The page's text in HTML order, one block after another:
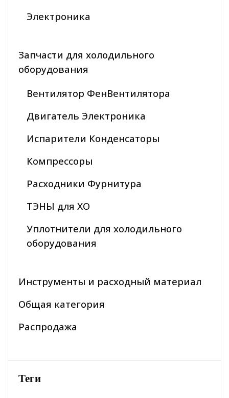
Электроника
Запчасти для холодильного
оборудования
Вентилятор ФенВентилятора
Двигатель Электроника
Испарители Конденсаторы
Компрессоры
Расходники Фурнитура
ТЭНЫ для ХО
Уплотнители для холодильного
оборудования
Инструменты и расходный материал
Общая категория
Распродажа
Теги